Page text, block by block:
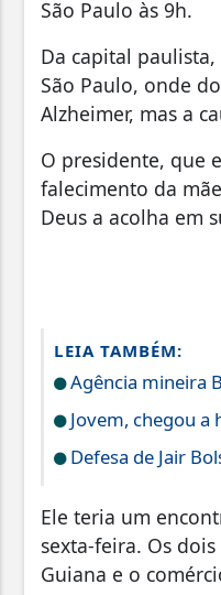
São Paulo às 9h.
Da capital
São Paulo, onde
Alzheimer, mas a
O presidente, que
falecimento da
Deus a acolha em
LEIA TAMBÉM:
Agência mineira
Jovem, chegou a
Defesa de Jair
Ele teria um
sexta-feira. Os
Guiana e o